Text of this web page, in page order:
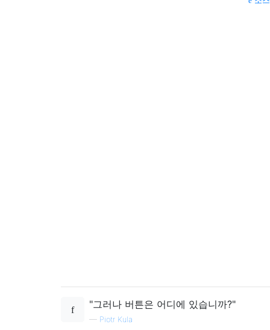
"그러나 버튼은 어디에 있습니까?"
— Piotr Kula